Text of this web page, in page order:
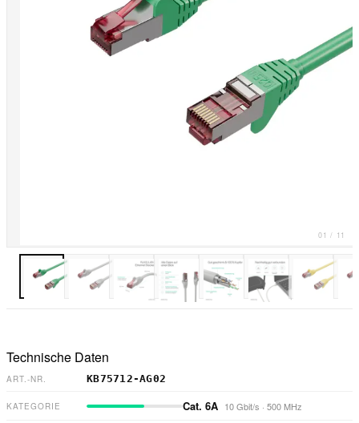
01 / 11
Technische Daten
ART.-NR. KB75712-AG02
KATEGORIE Cat. 6A 10 Gbit/s · 500 MHz